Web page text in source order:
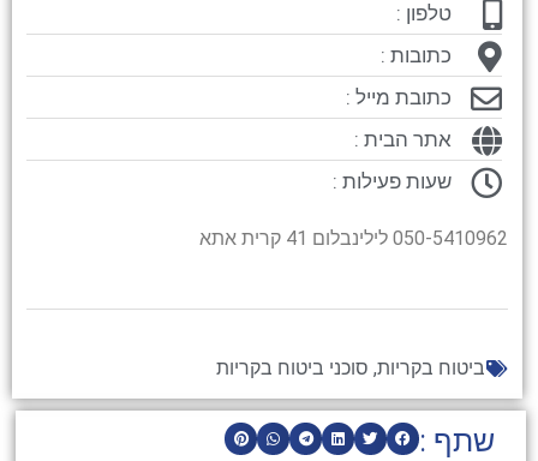
שתף :
טלפון :
כתובות :
כתובת מייל :
אתר הבית :
שעות פעילות :
050-5410962 לילינבלום 41 קרית אתא
ביטוח בקריות, סוכני ביטוח בקריות